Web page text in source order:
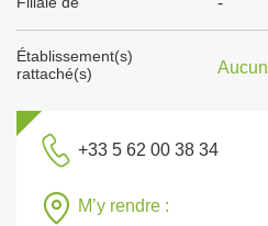
Établissement(s)
rattaché(s)
Aucun
+33 5 62 00 38 34
M’y rendre :